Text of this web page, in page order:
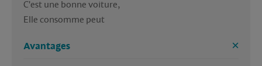
C'est une bonne voiture,
Elle consomme peut
Avantages